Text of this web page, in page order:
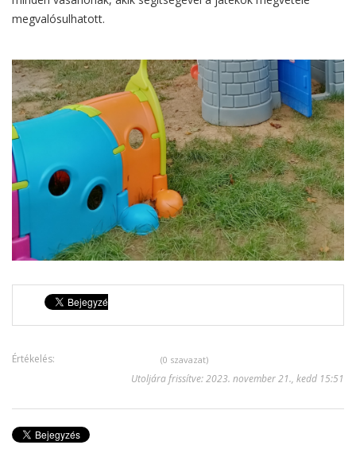
megvalósulhatott.
Értékelés: (0 szavazat)
Utoljára frissítve: 2023. november 21., kedd 15:51